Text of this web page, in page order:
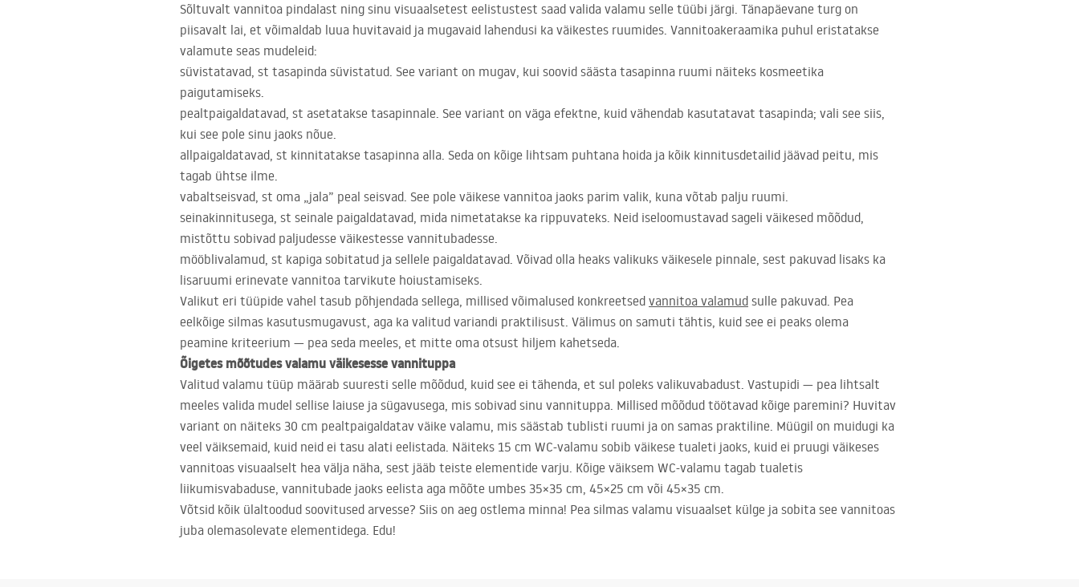
Sõltuvalt vannitoa pindalast ning sinu visuaalsetest eelistustest saad valida valamu selle tüübi järgi. Tänapäevane turg on
piisavalt lai, et võimaldab luua huvitavaid ja mugavaid lahendusi ka väikestes ruumides. Vannitoakeraamika puhul eristatakse
valamute seas mudeleid:
süvistatavad, st tasapinda süvistatud. See variant on mugav, kui soovid säästa tasapinna ruumi näiteks kosmeetika
paigutamiseks.
pealtpaigaldatavad, st asetatakse tasapinnale. See variant on väga efektne, kuid vähendab kasutatavat tasapinda; vali see siis,
kui see pole sinu jaoks nõue.
allpaigaldatavad, st kinnitatakse tasapinna alla. Seda on kõige lihtsam puhtana hoida ja kõik kinnitusdetailid jäävad peitu, mis
tagab ühtse ilme.
vabaltseisvad, st oma „jala” peal seisvad. See pole väikese vannitoa jaoks parim valik, kuna võtab palju ruumi.
seinakinnitusega, st seinale paigaldatavad, mida nimetatakse ka rippuvateks. Neid iseloomustavad sageli väikesed mõõdud,
mistõttu sobivad paljudesse väikestesse vannitubadesse.
mööblivalamud, st kapiga sobitatud ja sellele paigaldatavad. Võivad olla heaks valikuks väikesele pinnale, sest pakuvad lisaks ka
lisaruumi erinevate vannitoa tarvikute hoiustamiseks.
Valikut eri tüüpide vahel tasub põhjendada sellega, millised võimalused konkreetsed vannitoa valamud sulle pakuvad. Pea
eelkõige silmas kasutusmugavust, aga ka valitud variandi praktilisust. Välimus on samuti tähtis, kuid see ei peaks olema
peamine kriteerium — pea seda meeles, et mitte oma otsust hiljem kahetseda.
Õigetes mõõtudes valamu väikesesse vannituppa
Valitud valamu tüüp määrab suuresti selle mõõdud, kuid see ei tähenda, et sul poleks valikuvabadust. Vastupidi — pea lihtsalt
meeles valida mudel sellise laiuse ja sügavusega, mis sobivad sinu vannituppa. Millised mõõdud töötavad kõige paremini? Huvitav
variant on näiteks 30 cm pealtpaigaldatav väike valamu, mis säästab tublisti ruumi ja on samas praktiline. Müügil on muidugi ka
veel väiksemaid, kuid neid ei tasu alati eelistada. Näiteks 15 cm WC-valamu sobib väikese tualeti jaoks, kuid ei pruugi väikeses
vannitoas visuaalselt hea välja näha, sest jääb teiste elementide varju. Kõige väiksem WC-valamu tagab tualetis
liikumisvabaduse, vannitubade jaoks eelista aga mõõte umbes 35×35 cm, 45×25 cm või 45×35 cm.
Võtsid kõik ülaltoodud soovitused arvesse? Siis on aeg ostlema minna! Pea silmas valamu visuaalset külge ja sobita see vannitoas
juba olemasolevate elementidega. Edu!